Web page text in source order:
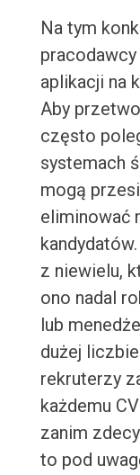
Na tym
aplikacji na
Aby
często
systemach
mogą
eliminować
z niewielu,
ono nadal
lub
dużej
rekruterzy
każdemu
zanim
to pod